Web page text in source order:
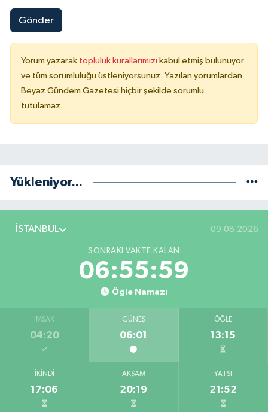
Gönder
Yorum yazarak topluluk kurallarımızı kabul etmiş bulunuyor
ve tüm sorumluluğu üstleniyorsunuz. Yazılan yorumlardan
Beyaz Gündem Gazetesi hiçbir şekilde sorumlu
tutulamaz.
Yükleniyor...
İSTANBUL 09.08.2026
SONRAKI VAKTE KALAN
06:55:59
Öğle Namazı
İMSAK
04:20
GÜNEŞ
06:01
ÖĞLE
13:15
İKINDI
17:06
AKŞAM
20:19
YATSI
21:52